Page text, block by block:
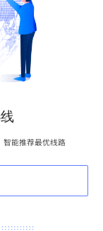
智能推荐最优线路